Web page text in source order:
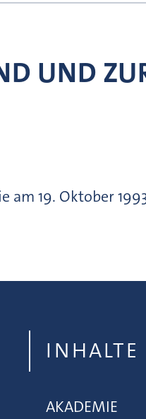
UND
am 19. Oktober
INHALTE
AKADEMIE